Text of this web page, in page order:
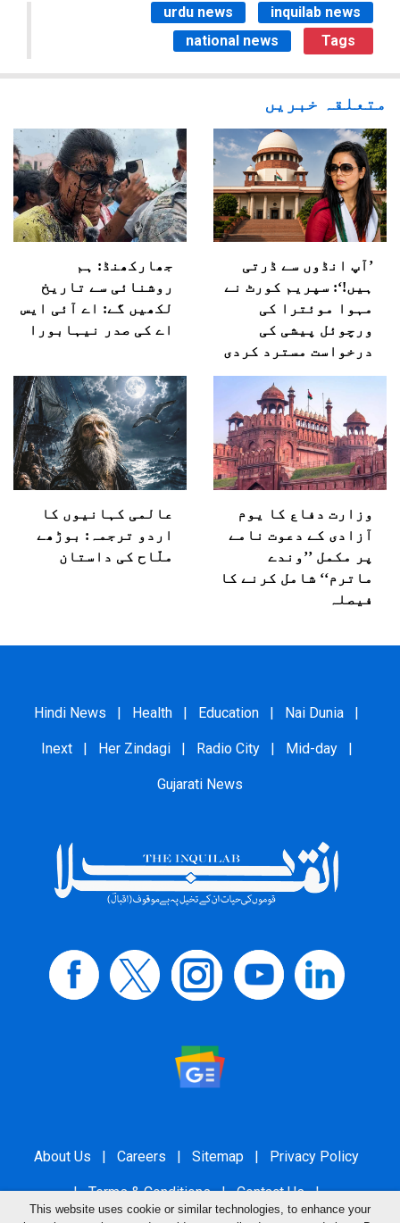
urdu news
inquilab news
national news
Tags
متعلقہ خبریں
’آپ انڈوں سے ڈرتی
ہیں!‘: سپریم کورٹ نے
مہوا موئترا کی
ورچوئل پیشی کی
درخواست مسترد کردی
جھارکھنڈ: ہم
روشنائی سے تاریخ
لکھیں گے: اے آئی ایس
اے کی صدر نیہابورا
وزارت دفاع کا یوم
آزادی کے دعوت نامے
پر مکمل ’’وندے
ماترم‘‘ شامل کرنے کا
فیصلہ
عالمی کہانیوں کا
اردو ترجمہ: بوڑھے
ملّاح کی داستان
Hindi News | Health | Education | Nai Dunia |
Inext | Her Zindagi | Radio City | Mid-day |
Gujarati News
About Us | Careers | Sitemap | Privacy Policy
| Terms & Conditions | Contact Us |
This website uses cookie or similar technologies, to enhance your